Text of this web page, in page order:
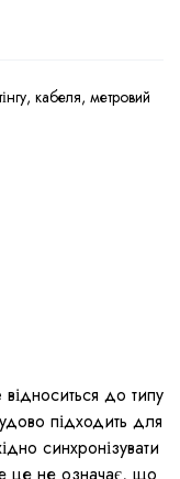
, кабеля, метровий
до типу
підходить для
синхронізувати